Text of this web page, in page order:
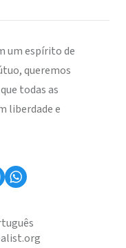
um espírito de
queremos
todas as
liberdade e